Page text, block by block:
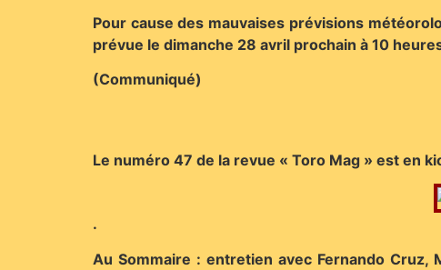
Pour cause des mauvaises prévisions
prévue le dimanche 28 avril prochain à 10
(Communiqué)
Le numéro 47 de la revue « Toro Mag » est en
.
Au Sommaire : entretien avec Fernando Cruz,